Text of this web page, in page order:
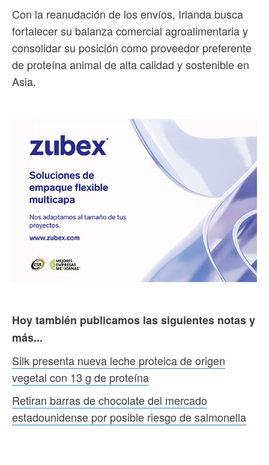
Con la reanudación de los envíos, Irlanda busca
fortalecer su balanza comercial agroalimentaria y
consolidar su posición como proveedor preferente
de proteína animal de alta calidad y sostenible en
Asia.
Hoy también publicamos las siguientes notas y
más...
Silk presenta nueva leche proteica de origen
vegetal con 13 g de proteína
Retiran barras de chocolate del mercado
estadounidense por posible riesgo de salmonella